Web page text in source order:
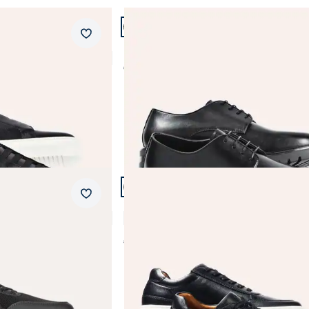
Weiß
wasserabweisend
wasserdicht
Abbrechen
Merkzettel
Artikel 2 von 12.
€ 169,99
Merkzettel
Artikel 5 von 12.
€ 139,99